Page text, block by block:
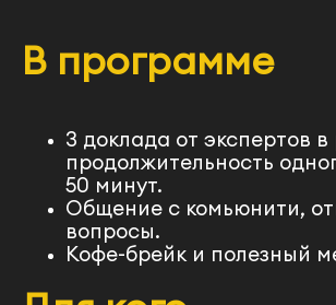
В программе
3 доклада от экспертов в
продолжительность
50 минут.
Общение с комьюнити,
вопросы.
Кофе-брейк и полезный